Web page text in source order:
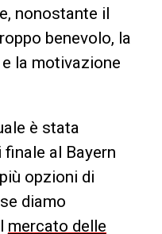
nonostante il
benevolo, la
la motivazione
è stata
al Bayern
opzioni di
diamo
mercato delle